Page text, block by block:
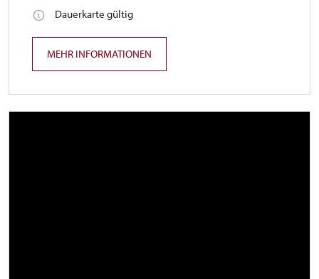
Dauerkarte gültig
MEHR INFORMATIONEN